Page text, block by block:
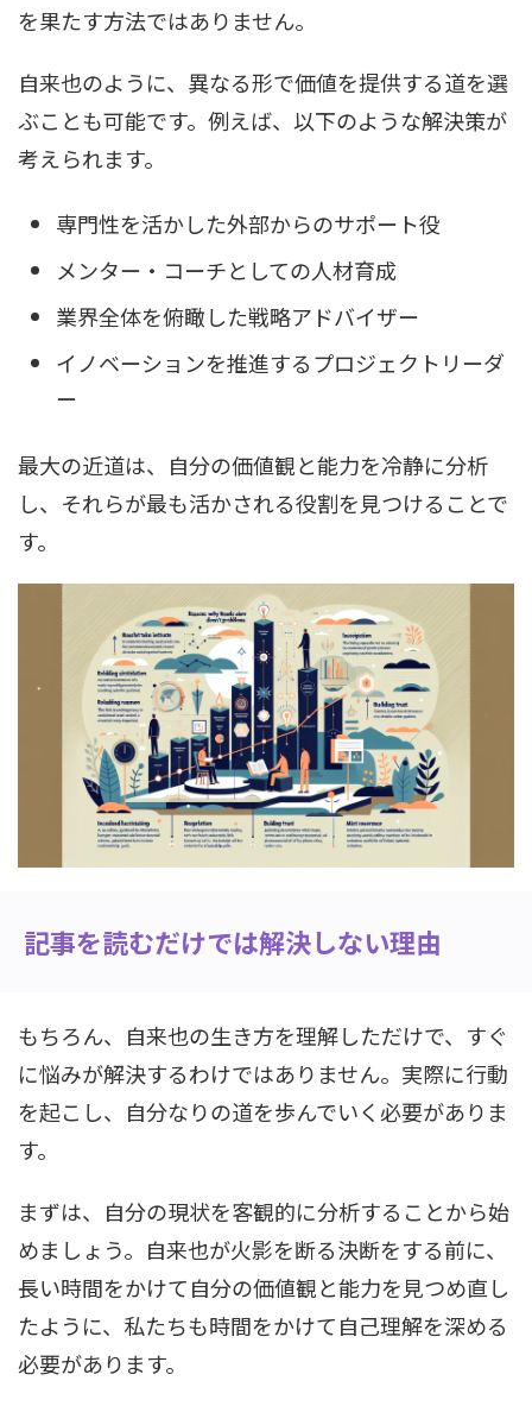
を果たす方法ではありません。
自来也のように、異なる形で価値を提供する道を選
ぶことも可能です。例えば、以下のような解決策が
考えられます。
専門性を活かした外部からのサポート役
メンター・コーチとしての人材育成
業界全体を俯瞰した戦略アドバイザー
イノベーションを推進するプロジェクトリーダ
ー
最大の近道は、自分の価値観と能力を冷静に分析
し、それらが最も活かされる役割を見つけることで
す。
記事を読むだけでは解決しない理由
もちろん、自来也の生き方を理解しただけで、すぐ
に悩みが解決するわけではありません。実際に行動
を起こし、自分なりの道を歩んでいく必要がありま
す。
まずは、自分の現状を客観的に分析することから始
めましょう。自来也が火影を断る決断をする前に、
長い時間をかけて自分の価値観と能力を見つめ直し
たように、私たちも時間をかけて自己理解を深める
必要があります。